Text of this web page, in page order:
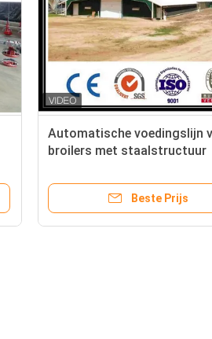
Automatische voedingslijn
broilers met staalstructuur
Beste Prijs